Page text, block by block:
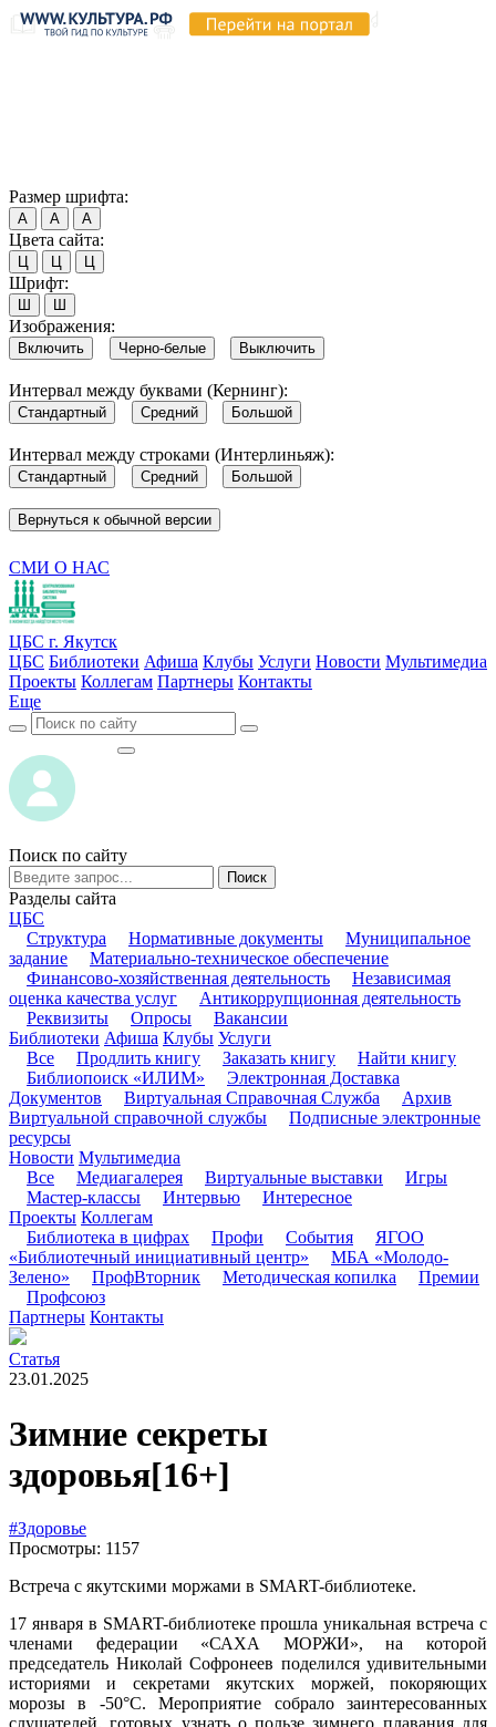
Размер шрифта:
А А А
Цвета сайта:
Ц Ц Ц
Шрифт:
Ш Ш
Изображения:
Включить Черно-белые Выключить
Интервал между буквами (Кернинг):
Стандартный Средний Большой
Интервал между строками (Интерлиньяж):
Стандартный Средний Большой
Вернуться к обычной версии
СМИ О НАС
ЦБС г. Якутск
ЦБС Библиотеки Афиша Клубы Услуги Новости Мультимедиа
Проекты Коллегам Партнеры Контакты
Еще
Поиск по сайту
Поиск
Разделы сайта
ЦБС
Структура
Нормативные документы
Муниципальное
задание
Материально-техническое обеспечение
Финансово-хозяйственная деятельность
Независимая
оценка качества услуг
Антикоррупционная деятельность
Реквизиты
Опросы
Вакансии
Библиотеки Афиша Клубы Услуги
Все
Продлить книгу Заказать книгу
Найти книгу
Библиопоиск «ИЛИМ»
Электронная Доставка
Документов
Виртуальная Справочная Служба
Архив
Виртуальной справочной службы
Подписные электронные
ресурсы
Новости Мультимедиа
Все
Медиагалерея Виртуальные выставки
Игры
Мастер-классы
Интервью
Интересное
Проекты Коллегам
Библиотека в цифрах
Профи События
ЯГОО
«Библиотечный инициативный центр»
МБА «Молодо-
Зелено»
ПрофВторник Методическая копилка
Премии
Профсоюз
Партнеры Контакты
Статья
23.01.2025
Зимние секреты
здоровья[16+]
#Здоровье
Просмотры: 1157
Встреча с якутскими моржами в SMART-библиотеке.
17 января в SMART-библиотеке прошла уникальная встреча с
членами федерации «САХА МОРЖИ», на которой
председатель Николай Софронеев поделился удивительными
историями и секретами якутских моржей, покоряющих
морозы в -50°C. Мероприятие собрало заинтересованных